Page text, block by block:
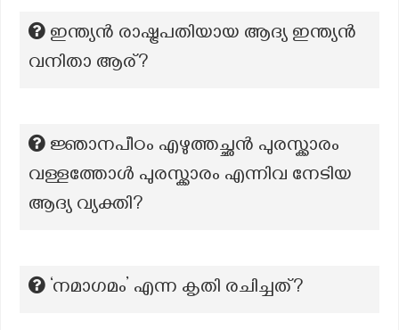
ഇന്ത്യൻ രാഷ്ട്രപതിയായ ആദ്യ ഇന്ത്യൻ
വനിതാ ആര്?
ജ്ഞാനപീഠം എഴുത്തച്ഛൻ പുരസ്ക്കാരം
വള്ളത്തോൾ പുരസ്ക്കാരം എന്നിവ നേടിയ
ആദ്യ വ്യക്തി?
‘നമാഗമം’ എന്ന കൃതി രചിച്ചത്?